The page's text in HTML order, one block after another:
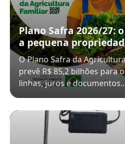
Plano Safra 2026/27:
a pequena
O Plano Safra da
prevê R$ 85,2 bilhões para
linhas, juros e